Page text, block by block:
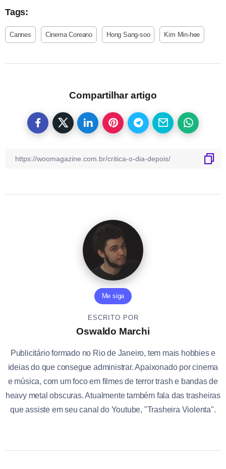
Tags:
Cannes Cinema Coreano Hong Sang-soo Kim Min-hee
Compartilhar artigo
Me siga
ESCRITO POR
Oswaldo Marchi
Publicitário formado no Rio de Janeiro, tem mais hobbies e
ideias do que consegue administrar. Apaixonado por cinema
e música, com um foco em filmes de terror trash e bandas de
heavy metal obscuras. Atualmente também fala das trasheiras
que assiste em seu canal do Youtube, "Trasheira Violenta".